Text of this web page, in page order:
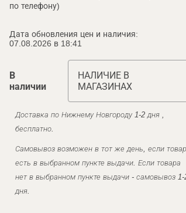
по телефону)
Дата обновления цен и наличия:
07.08.2026 в 18:41
В
наличии
НАЛИЧИЕ В
МАГАЗИНАХ
Доставка по Нижнему Новгороду 1-2 дня ,
бесплатно.
Самовывоз возможен в тот же день, если товар
есть в выбранном пункте выдачи. Если товара
нет в выбранном пункте выдачи - самовывоз 1-
дня.